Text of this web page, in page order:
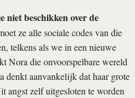
beschikken over de
ze alle sociale codes van die
telkens als we in een nieuwe
Nora die onvoorspelbare wereld
denkt aanvankelijk dat haar grote
angst zelf uitgesloten te worden